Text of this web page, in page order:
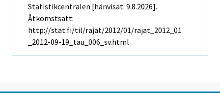
Statistikcentralen [hänvisat: 9.8.2026].
Åtkomstsätt:
http://stat.fi/til/rajat/2012/01/rajat_2012_01
_2012-09-19_tau_006_sv.html